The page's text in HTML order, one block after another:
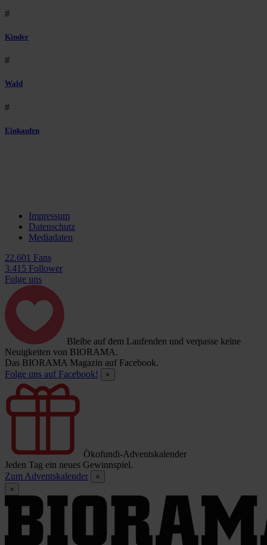
#
Kinder
#
Wald
#
Einkaufen
Impressum
Datenschutz
Mediadaten
22.601 Fans
3.415 Follower
Folge uns
Bleibe auf dem Laufenden und verpasse keine
Neuigkeiten von BIORAMA.
Das BIORAMA Magazin auf Facebook.
Folge uns auf Facebook!
×
Ökofundi-Adventskalender
Jeden Tag ein neues Gewinnspiel.
Zum Adventskalender
×
×